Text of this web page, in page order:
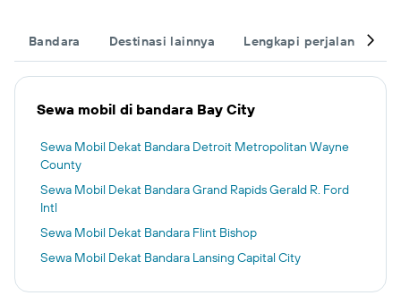
Bandara Destinasi lainnya Lengkapi perjalanan
Sewa mobil di bandara Bay City
Sewa Mobil Dekat Bandara Detroit Metropolitan Wayne
County
Sewa Mobil Dekat Bandara Grand Rapids Gerald R. Ford
Intl
Sewa Mobil Dekat Bandara Flint Bishop
Sewa Mobil Dekat Bandara Lansing Capital City